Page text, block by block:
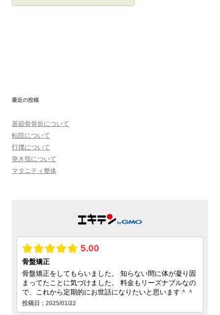
最近の投稿
基節骨骨折について
転院について
打撲について
突き指について
マタニティ整体